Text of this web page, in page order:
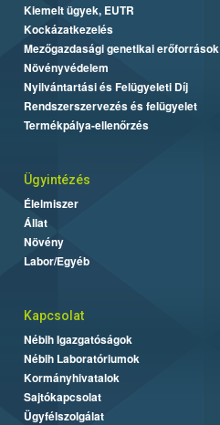
Kiemelt ügyek, EUTR
Kockázatkezelés
Mezőgazdasági genetikai erőforrások
Növényvédelem
Nyilvántartási és Felügyeleti Díj
Rendszerszervezés és felügyelet
Termékpálya-ellenőrzés
Ügyintézés
Élelmiszer
Állat
Növény
Labor/Egyéb
Kapcsolat
Nébih Igazgatóságok
Nébih Laboratóriumok
Kormányhivatalok
Sajtókapcsolat
Ügyfélszolgálat